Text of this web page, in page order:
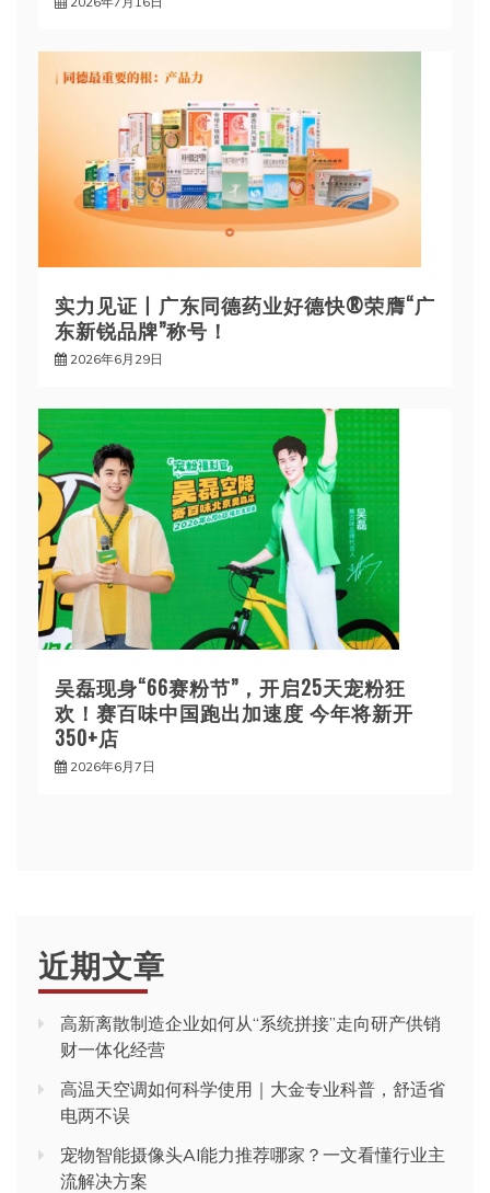
实力见证丨广东同德药业好德快®荣膺“广
东新锐品牌”称号！
2026年6月29日
吴磊现身“66赛粉节”，开启25天宠粉狂
欢！赛百味中国跑出加速度 今年将新开
350+店
2026年6月7日
近期文章
高新离散制造企业如何从“系统拼接”走向研产供销
财一体化经营
高温天空调如何科学使用｜大金专业科普，舒适省
电两不误
宠物智能摄像头AI能力推荐哪家？一文看懂行业主
流解决方案